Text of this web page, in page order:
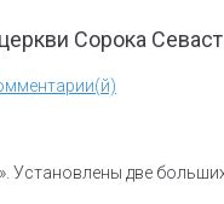
Сорока
Установлены две